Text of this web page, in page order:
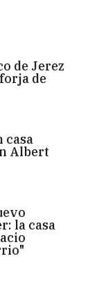
de Jerez
de
casa
Albert
la casa